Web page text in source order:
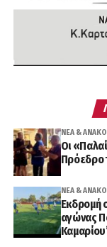
ΝΈΑ &
Οι
Πρόεδρο
ΝΈΑ &
Εκδρομή
αγώνας